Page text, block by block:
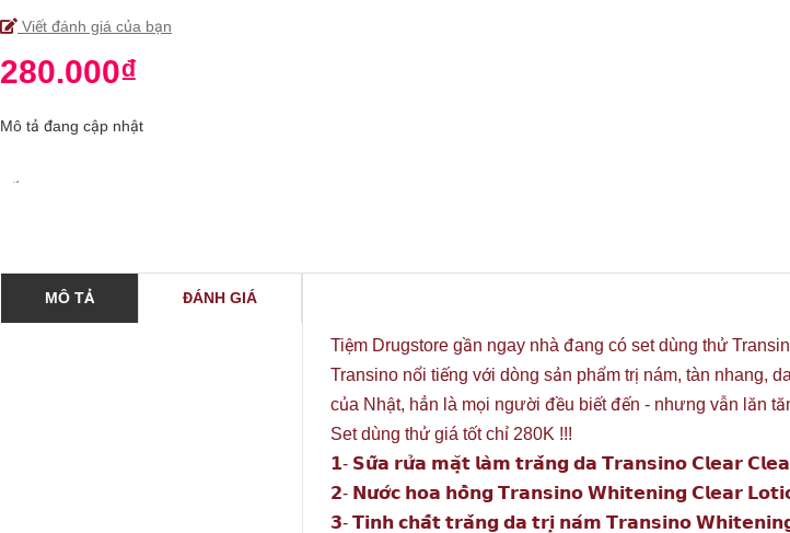
Viết đánh giá của bạn
280.000₫
Mô tả đang cập nhật
Số lượng:
MÔ TẢ ĐÁNH GIÁ
Tiệm Drugstore gần ngay nhà đang có set dùng thử
Transino nổi tiếng với dòng sản phẩm trị nám, tàn nhang,
của Nhật, hẳn là mọi người đều biết đến - nhưng vẫn lăn
Set dùng thử giá tốt chỉ 280K !!!
𝟭- 𝗦𝘂̛̃𝗮 𝗿𝘂̛̉𝗮 𝗺𝗮̣̆𝘁 𝗹𝗮̀𝗺 𝘁𝗿𝗮̆́𝗻𝗴 𝗱𝗮 𝗧𝗿𝗮𝗻𝘀𝗶𝗻𝗼 𝗖𝗹𝗲𝗮𝗿
𝟮- 𝗡𝘂̛𝗼̛́𝗰 𝗵𝗼𝗮 𝗵𝗼̂̀𝗻𝗴 𝗧𝗿𝗮𝗻𝘀𝗶𝗻𝗼 𝗪𝗵𝗶𝘁𝗲𝗻𝗶𝗻𝗴 𝗖𝗹𝗲𝗮𝗿
𝟯- 𝗧𝗶𝗻𝗵 𝗰𝗵𝗮̂́𝘁 𝘁𝗿𝗮̆́𝗻𝗴 𝗱𝗮 𝘁𝗿𝗶̣ 𝗻𝗮́𝗺 𝗧𝗿𝗮𝗻𝘀𝗶𝗻𝗼